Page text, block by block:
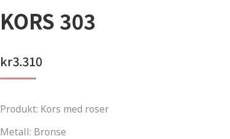
KORS 303
kr3.310
Produkt: Kors med roser
Metall: Bronse